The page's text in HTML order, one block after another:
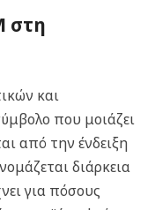
στη
και
που μοιάζει
από την ένδειξη
διάρκεια
για πόσους